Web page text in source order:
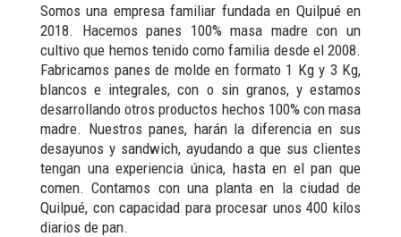
Somos una empresa familiar fundada en Quilpué en
2018. Hacemos panes 100% masa madre con un
cultivo que hemos tenido como familia desde el 2008.
Fabricamos panes de molde en formato 1 Kg y 3 Kg,
blancos e integrales, con o sin granos, y estamos
desarrollando otros productos hechos 100% con masa
madre. Nuestros panes, harán la diferencia en sus
desayunos y sandwich, ayudando a que sus clientes
tengan una experiencia única, hasta en el pan que
comen. Contamos con una planta en la ciudad de
Quilpué, con capacidad para procesar unos 400 kilos
diarios de pan.